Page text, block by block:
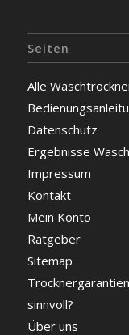
Seiten
Alle
Datenschutz
Ergebnisse
Impressum
Kontakt
Mein Konto
Ratgeber
Sitemap
sinnvoll?
Über uns